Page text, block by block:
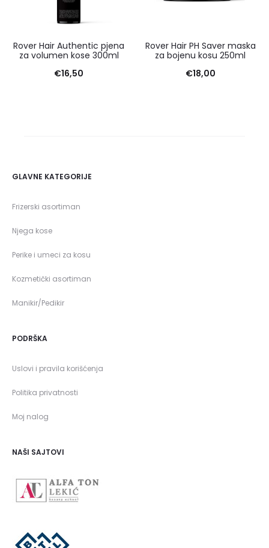
Rover Hair Authentic pjena
za volumen kose 300ml
€16,50
Rover Hair PH Saver maska
za bojenu kosu 250ml
€18,00
GLAVNE KATEGORIJE
Frizerski asortiman
Njega kose
Perike i umeci za kosu
Kozmetički asortiman
Manikir/Pedikir
PODRŠKA
Uslovi i pravila korišćenja
Politika privatnosti
Moj nalog
NAŠI SAJTOVI